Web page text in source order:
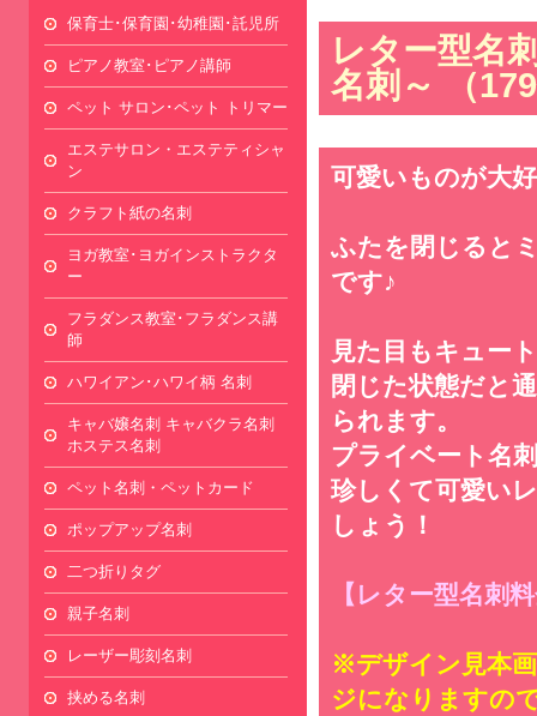
保育士･保育園･幼稚園･託児所
ピアノ教室･ピアノ講師
ペット サロン･ペット トリマー
エステサロン・エステティシャ
ン
クラフト紙の名刺
ヨガ教室･ヨガインストラクタ
ー
フラダンス教室･フラダンス講
師
ハワイアン･ハワイ柄 名刺
キャバ嬢名刺 キャバクラ名刺
ホステス名刺
ペット名刺・ペットカード
ポップアップ名刺
二つ折りタグ
親子名刺
レーザー彫刻名刺
挟める名刺
レター型名
名刺～ （
可愛いものが大
ふたを閉じると
です♪
見た目もキュー
閉じた状態だと
られます。
プライベート名
珍しくて可愛い
しょう！
【レター型名刺
※デザイン見本
ジになりますの